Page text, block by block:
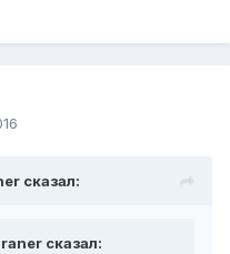
сказал:
сказал: